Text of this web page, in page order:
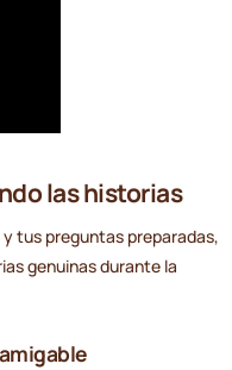
las historias
tus preguntas preparadas,
genuinas durante la